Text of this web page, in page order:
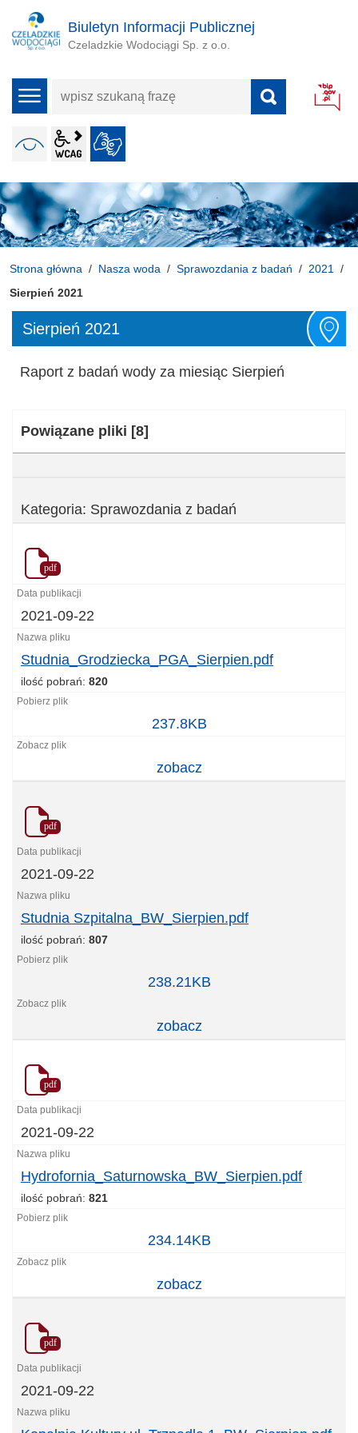
Biuletyn Informacji Publicznej
Czeladzkie Wodociągi Sp. z o.o.
menu
wpisz
frazę
WERSJA KONTRASTOWA
wcag2.1
Strona główna Nasza woda Sprawozdania z badań
2021
Sierpień 2021
Sierpień 2021
Raport z badań wody za miesiąc Sierpień
Kategoria:
Powiązane pliki [8]
Kategoria: Sprawozdania z badań
pdf
2021-09-22
Studnia_Grodziecka_PGA_Sierpien.pdf
ilość pobrań: 820
Studnia_Grodziecka_PGA_Sierpien.pdf
237.8KB
zobacz
pdf
2021-09-22
Studnia Szpitalna_BW_Sierpien.pdf
ilość pobrań: 807
Szpitalna_BW_Sierpien.pdf
238.21KB
zobacz
pdf
2021-09-22
Hydrofornia_Saturnowska_BW_Sierpien.pdf
ilość pobrań: 821
Hydrofornia_Saturnowska_BW_Sierpien.pdf
234.14KB
zobacz
pdf
2021-09-22